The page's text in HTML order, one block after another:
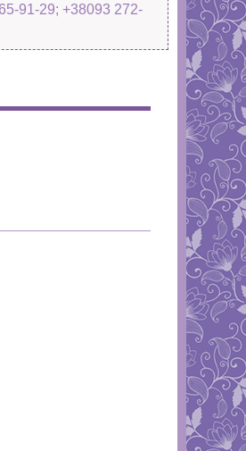
91-29; +38093 272-